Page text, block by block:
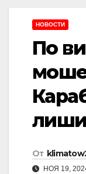
НОВОСТИ
По
От
НОЯ 19,